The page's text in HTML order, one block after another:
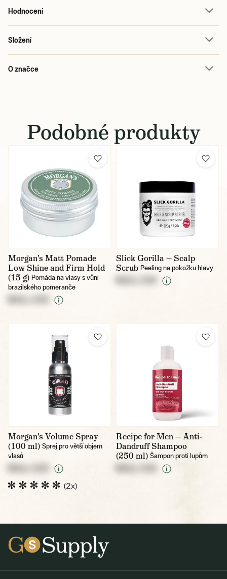
Hodnocení
Složení
O značce
Podobné produkty
Morgan's Matt Pomade
Low Shine and Firm Hold
(15 g) Pomáda na vlasy s vůní
brazilského pomeranče
Slick Gorilla — Scalp
Scrub Peeling na pokožku hlavy
Morgan's Volume Spray
(100 ml) Sprej pro větší objem
vlasů
(2x)
Recipe for Men — Anti-
Dandruff Shampoo
(250 ml) Šampon proti lupům